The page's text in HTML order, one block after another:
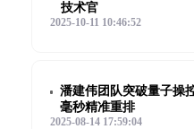
技术官
2025-10-11 10:46:52
潘建伟团队突破量子操
毫秒精准重排
2025-08-14 17:59:04